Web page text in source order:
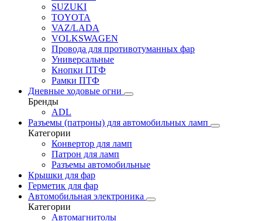
SUZUKI
TOYOTA
VAZ/LADA
VOLKSWAGEN
Провода для противотуманных фар
Универсальные
Кнопки ПТФ
Рамки ПТФ
Дневные ходовые огни
Бренды
ADL
Разъемы (патроны) для автомобильных ламп
Категории
Конвертор для ламп
Патрон для ламп
Разъемы автомобильные
Крышки для фар
Герметик для фар
Автомобильная электроника
Категории
Автомагнитолы